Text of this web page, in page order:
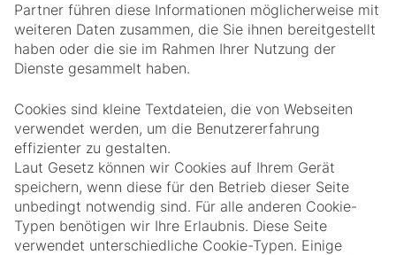
Partner führen diese Informationen möglicherweise mit
weiteren Daten zusammen, die Sie ihnen bereitgestellt
haben oder die sie im Rahmen Ihrer Nutzung der
Dienste gesammelt haben.
Cookies sind kleine Textdateien, die von Webseiten
verwendet werden, um die Benutzererfahrung
effizienter zu gestalten.
Laut Gesetz können wir Cookies auf Ihrem Gerät
speichern, wenn diese für den Betrieb dieser Seite
unbedingt notwendig sind. Für alle anderen Cookie-
Typen benötigen wir Ihre Erlaubnis. Diese Seite
verwendet unterschiedliche Cookie-Typen. Einige